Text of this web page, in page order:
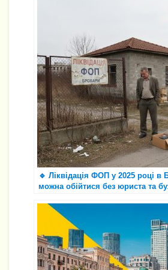
🔹 Ліквідація ФОП у 2025 році в
можна обійтися без юриста та